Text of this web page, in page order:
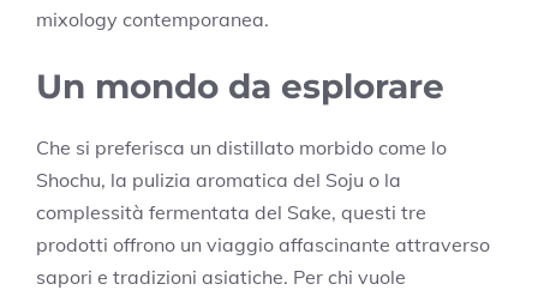
mixology contemporanea.
Un mondo da esplorare
Che si preferisca un distillato morbido come lo
Shochu, la pulizia aromatica del Soju o la
complessità fermentata del Sake, questi tre
prodotti offrono un viaggio affascinante attraverso
sapori e tradizioni asiatiche. Per chi vuole